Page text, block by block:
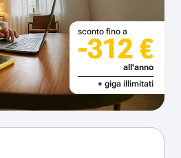
sconto fino a
-312 €
all'anno
+ giga illimitati